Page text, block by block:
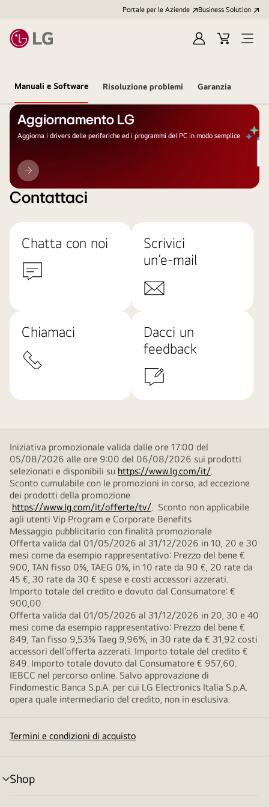
Portale per le Aziende Business Solution
AccediCart
Open
Manuali e Software Risoluzione problemi Garanzia
Aggiornamento LG
Aggiorna i drivers delle periferiche ed i programmi del PC in modo semplice
Aggiornamento
LG
Contattaci
Chatta con noi
Scrivici
un’e-mail
Chiamaci
Dacci un
feedback
Iniziativa promozionale valida dalle ore 17:00 del
05/08/2026 alle ore 9:00 del 06/08/2026 sui prodotti
selezionati e disponibili su https://www.lg.com/it/.
Sconto cumulabile con le promozioni in corso, ad eccezione
dei prodotti della promozione
https://www.lg.com/it/offerte/tv/. Sconto non applicabile
agli utenti Vip Program e Corporate Benefits
Messaggio pubblicitario con finalità promozionale
Offerta valida dal 01/05/2026 al 31/12/2026 in 10, 20 e 30
mesi come da esempio rappresentativo: Prezzo del bene €
900, TAN fisso 0%, TAEG 0%, in 10 rate da 90 €, 20 rate da
45 €, 30 rate da 30 € spese e costi accessori azzerati.
Importo totale del credito e dovuto dal Consumatore: €
900,00
Offerta valida dal 01/05/2026 al 31/12/2026 in 20, 30 e 40
mesi come da esempio rappresentativo: Prezzo del bene €
849, Tan fisso 9,53% Taeg 9,96%, in 30 rate da € 31,92 costi
accessori dell’offerta azzerati. Importo totale del credito €
849. Importo totale dovuto dal Consumatore € 957,60.
IEBCC nel percorso online. Salvo approvazione di
Findomestic Banca S.p.A. per cui LG Electronics Italia S.p.A.
opera quale intermediario del credito, non in esclusiva.
Termini e condizioni di acquisto
Shop
Attivazione
menu